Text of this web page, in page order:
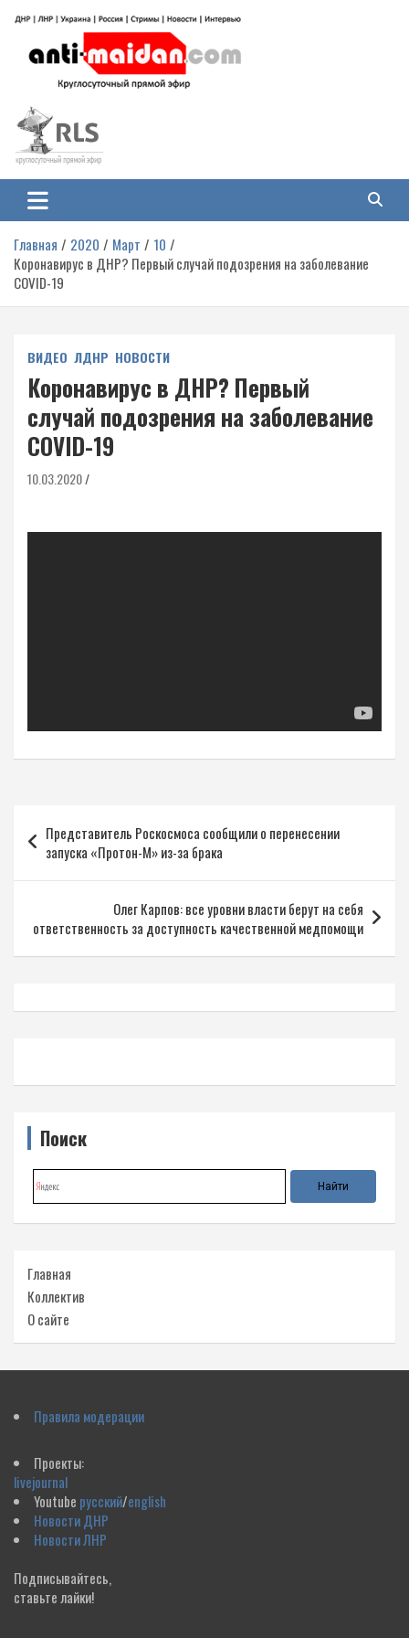
содержимому
Антимайдан: Гражданская война
на Украине
гражданской войне на Украине, включая события в Новороссии, ДНР,
ЛНР и других регионах.
Главная 2020 Март
10
Коронавирус в ДНР? Первый случай подозрения на заболевание
COVID-19
ВИДЕО ЛДНР НОВОСТИ
Коронавирус в ДНР? Первый
случай подозрения на заболевание
COVID-19
10.03.2020
по
записям
Представитель Роскосмоса сообщили о перенесении
запуска «Протон-М» из-за брака
Олег Карпов: все уровни власти берут на себя
ответственность за доступность качественной медпомощи
Поиск
Главная
Коллектив
О сайте
Правила модерации
Проекты:
livejournal
Youtube русский/english
Новости ДНР
Новости ЛНР
Подписывайтесь,
ставьте лайки!